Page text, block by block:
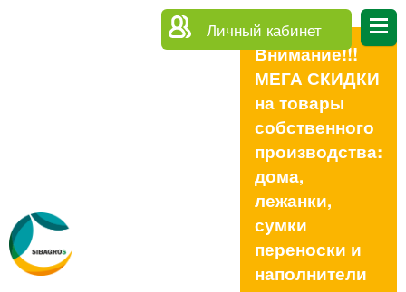
Личный кабинет
Внимание!!!
МЕГА СКИДКИ
на товары
собственного
производства:
дома,
лежанки,
сумки
переноски и
наполнители